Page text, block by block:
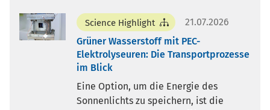
Science Highlight
21.07.2026
Grüner Wasserstoff mit PEC-
Elektrolyseuren: Die Transportprozesse
im Blick
Eine Option, um die Energie des
Sonnenlichts zu speichern, ist die